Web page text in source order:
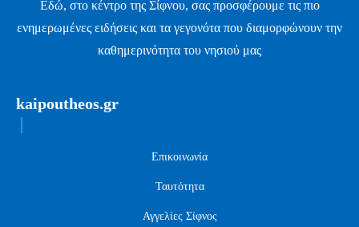
Εδώ, στο κέντρο της Σίφνου, σας προσφέρουμε τις πιο
ενημερωμένες ειδήσεις και τα γεγονότα που διαμορφώνουν την
καθημερινότητα του νησιού μας
kaipoutheos.gr
Επικοινωνία
Ταυτότητα
Αγγελίες Σίφνος